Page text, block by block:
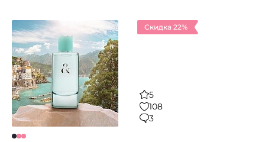
Скидка 22%
5
108
3